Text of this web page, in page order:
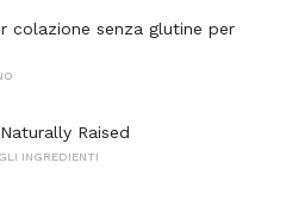
colazione senza glutine per
Raised
INGREDIENTI